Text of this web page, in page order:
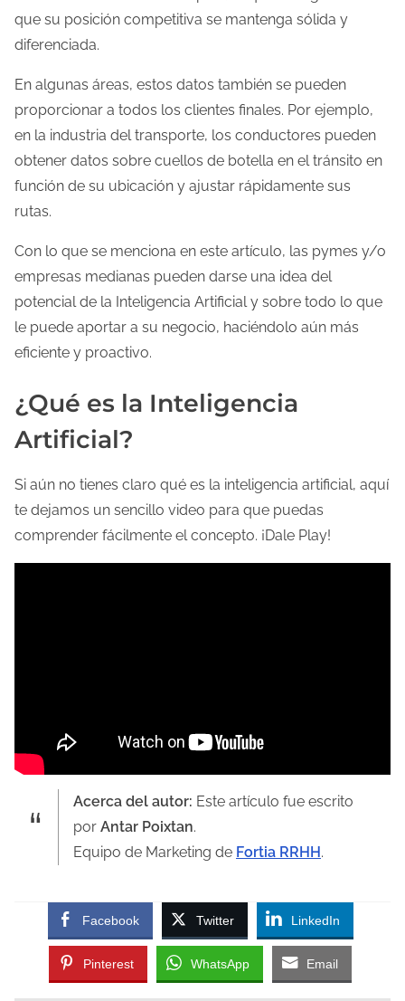
que su posición competitiva se mantenga sólida y
diferenciada.
En algunas áreas, estos datos también se pueden
proporcionar a todos los clientes finales. Por ejemplo,
en la industria del transporte, los conductores pueden
obtener datos sobre cuellos de botella en el tránsito en
función de su ubicación y ajustar rápidamente sus
rutas.
Con lo que se menciona en este artículo, las pymes y/o
empresas medianas pueden darse una idea del
potencial de la Inteligencia Artificial y sobre todo lo que
le puede aportar a su negocio, haciéndolo aún más
eficiente y proactivo.
¿Qué es la Inteligencia
Artificial?
Si aún no tienes claro qué es la inteligencia artificial, aquí
te dejamos un sencillo video para que puedas
comprender fácilmente el concepto. ¡Dale Play!
Acerca del autor: Este artículo fue escrito
por Antar Poixtan.
Equipo de Marketing de Fortia RRHH .
Facebook Twitter LinkedIn
Pinterest WhatsApp Email